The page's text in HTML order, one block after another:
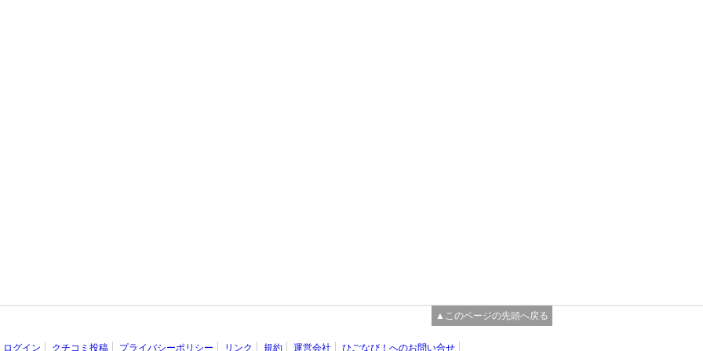
▲このページの先頭へ戻る
ログイン クチコミ投稿 プライバシーポリシー リンク 規約 運営会社 ひごなび！へのお問い合せ